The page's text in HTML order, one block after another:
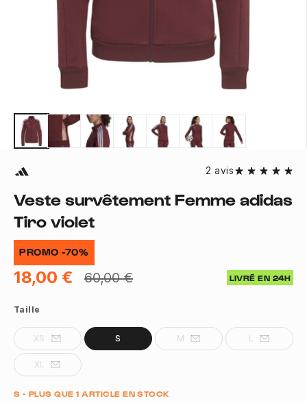
2 avis
Veste survêtement Femme adidas
Tiro violet
PROMO -70%
18,00 € 60,00 € LIVRÉ EN 24H
Taille
XS S M L
XL
Quantité
S - PLUS QUE 1 ARTICLE EN STOCK